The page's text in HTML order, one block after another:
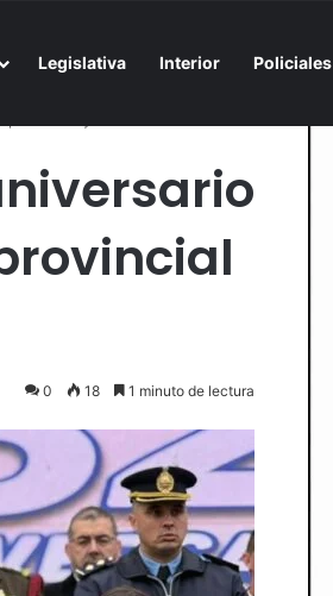
Legislativa Interior Policiales
0 18 1 minuto de lectura